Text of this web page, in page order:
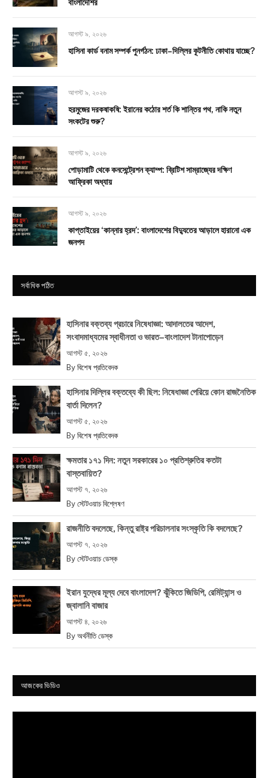
বাংলাদেশির
আগস্ট ৯, ২০২৬
হাসিনা কার্ড বনাম সম্পর্ক পুনর্গঠন: ঢাকা–দিল্লির কূটনীতি কোথায় যাচ্ছে?
আগস্ট ৯, ২০২৬
হরমুজের দরকষাকষি: ইরানের কঠোর শর্ত কি শান্তির পথ, নাকি নতুন
সংকটের শুরু?
আগস্ট ৯, ২০২৬
পোড়ামাটি থেকে কনসেন্ট্রেশন ক্যাম্প: ব্রিটিশ সাম্রাজ্যের দক্ষিণ
আফ্রিকা অধ্যায়
আগস্ট ৯, ২০২৬
কাপ্তাইয়ের ‘কান্নার হ্রদ’: বাংলাদেশের বিদ্যুতের আড়ালে হারানো এক
জনপদ
সর্বাধিক পঠিত
হাসিনার বক্তব্য প্রচারে নিষেধাজ্ঞা: আদালতের আদেশ,
সংবাদমাধ্যমের স্বাধীনতা ও ভারত–বাংলাদেশ টানাপোড়েন
আগস্ট ৫, ২০২৬
By বিশেষ প্রতিবেদক
হাসিনার দিল্লির বক্তব্যে কী ছিল: নিষেধাজ্ঞা পেরিয়ে কোন রাজনৈতিক
বার্তা দিলেন?
আগস্ট ৫, ২০২৬
By বিশেষ প্রতিবেদক
ক্ষমতার ১৭১ দিন: নতুন সরকারের ১০ প্রতিশ্রুতির কতটা
বাস্তবায়িত?
আগস্ট ৭, ২০২৬
By স্টেটওয়াচ বিশ্লেষণ
রাজনীতি বদলেছে, কিন্তু রাষ্ট্র পরিচালনার সংস্কৃতি কি বদলেছে?
আগস্ট ৭, ২০২৬
By স্টেটওয়াচ ডেস্ক
ইরান যুদ্ধের মূল্য দেবে বাংলাদেশ? ঝুঁকিতে জিডিপি, রেমিট্যান্স ও
জ্বালানি বাজার
আগস্ট ৪, ২০২৬
By অর্থনীতি ডেস্ক
আজকের ভিডিও